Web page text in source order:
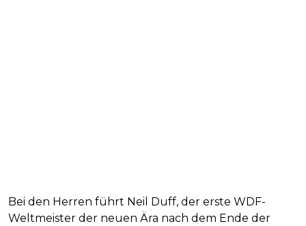
Bei den Herren führt Neil Duff, der erste WDF-
Weltmeister der neuen Ära nach dem Ende der